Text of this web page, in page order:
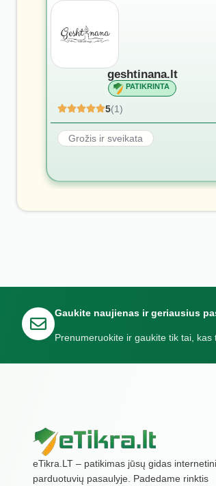
geshtinana.lt
PATIKRINTA
5(1)
Grožis ir sveikata
Gaukite naujienas ir geriausius
Prenumeruokite ir gaukite tik tai, kas
eTikra.LT – patikimas jūsų gidas
parduotuvių pasaulyje. Padedame rinktis